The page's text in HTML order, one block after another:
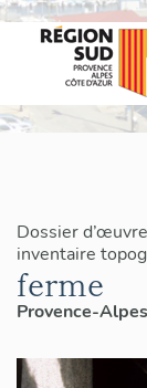
Dossier
inventaire
ferme
Provence-